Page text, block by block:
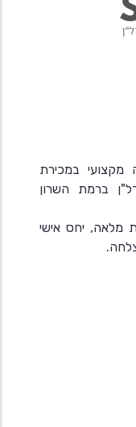
מקצועי במכירת
ברמת השרון
מלאה, יחס אישי